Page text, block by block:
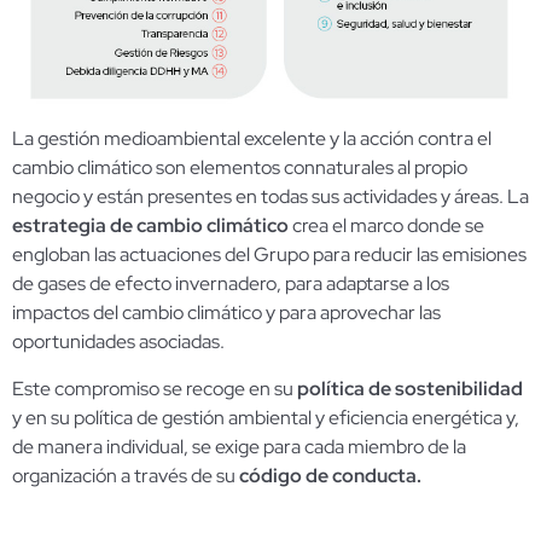
La gestión medioambiental excelente y la acción contra el
cambio climático son elementos connaturales al propio
negocio y están presentes en todas sus actividades y áreas. La
estrategia de cambio climáticocrea el marco donde se
engloban las actuaciones del Grupo para reducir las emisiones
de gases de efecto invernadero, para adaptarse a los
impactos del cambio climático y para aprovechar las
oportunidades asociadas.
Este compromiso se recoge en su política de sostenibilidad
y en su política de gestión ambiental y eficiencia energética y,
de manera individual, se exige para cada miembro de la
organización a través de sucódigo de conducta.